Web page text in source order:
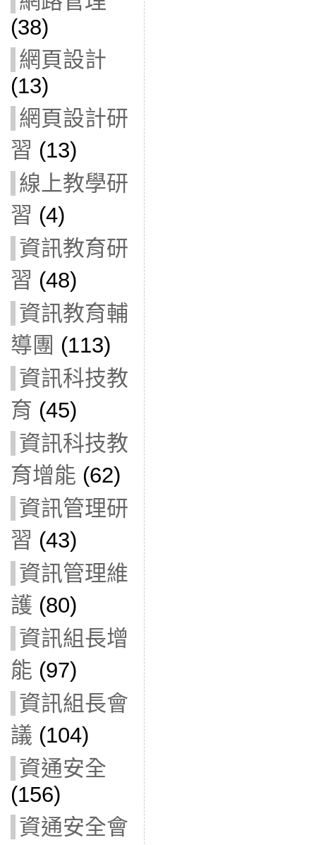
(38)
網頁設計
(13)
網頁設計研
習 (13)
線上教學研
習 (4)
資訊教育研
習 (48)
資訊教育輔
導團 (113)
資訊科技教
育 (45)
資訊科技教
育增能 (62)
資訊管理研
習 (43)
資訊管理維
護 (80)
資訊組長增
能 (97)
資訊組長會
議 (104)
資通安全
(156)
資通安全會